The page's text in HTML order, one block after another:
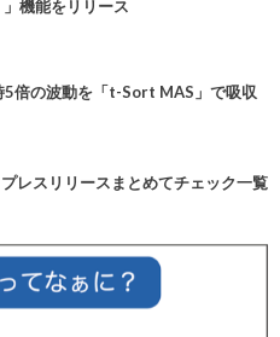
機能をリリース
倍の波動を「t-Sort MAS」で吸収
プレスリリースまとめてチェック一覧